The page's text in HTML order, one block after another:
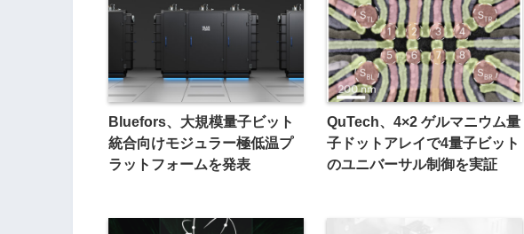
Bluefors、大規模量子ビット
統合向けモジュラー極低温プ
ラットフォームを発表
QuTech、4×2 ゲルマニウム量
子ドットアレイで4量子ビット
のユニバーサル制御を実証